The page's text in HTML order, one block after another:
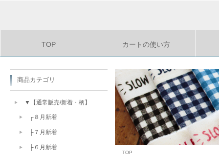
TOP カートの使い方
TOP
商品カテゴリ
▼【通常販売/新着・柄】
┌８月新着
├７月新着
├６月新着